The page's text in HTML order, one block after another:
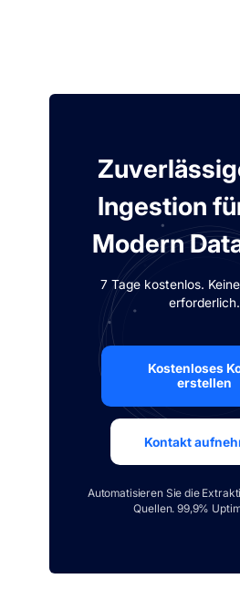
Ingestion
Modern
7 Tage kostenlos.
erforderlich.
Kostenloses
erstellen
Kontakt
Automatisieren Sie die
Quellen. 99,9%